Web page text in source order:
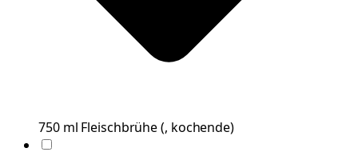
750 ml Fleischbrühe(, kochende)